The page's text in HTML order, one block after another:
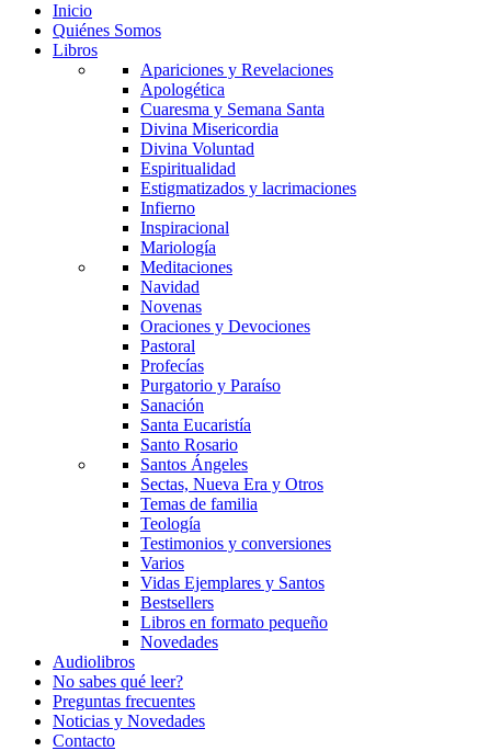
Inicio
Quiénes Somos
Libros
Apariciones y Revelaciones
Apologética
Cuaresma y Semana Santa
Divina Misericordia
Divina Voluntad
Espiritualidad
Estigmatizados y lacrimaciones
Infierno
Inspiracional
Mariología
Meditaciones
Navidad
Novenas
Oraciones y Devociones
Pastoral
Profecías
Purgatorio y Paraíso
Sanación
Santa Eucaristía
Santo Rosario
Santos Ángeles
Sectas, Nueva Era y Otros
Temas de familia
Teología
Testimonios y conversiones
Varios
Vidas Ejemplares y Santos
Bestsellers
Libros en formato pequeño
Novedades
Audiolibros
No sabes qué leer?
Preguntas frecuentes
Noticias y Novedades
Contacto